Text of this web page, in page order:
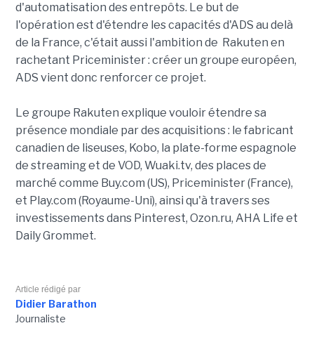
d'automatisation des entrepôts. Le but de
l'opération est d'étendre les capacités d'ADS au delà
de la France, c'était aussi l'ambition de Rakuten en
rachetant Priceminister : créer un groupe européen,
ADS vient donc renforcer ce projet.
Le groupe Rakuten explique vouloir étendre sa
présence mondiale par des acquisitions : le fabricant
canadien de liseuses, Kobo, la plate-forme espagnole
de streaming et de VOD, Wuaki.tv, des places de
marché comme Buy.com (US), Priceminister (France),
et Play.com (Royaume-Uni), ainsi qu'à travers ses
investissements dans Pinterest, Ozon.ru, AHA Life et
Daily Grommet.
Article rédigé par
Didier Barathon
Journaliste